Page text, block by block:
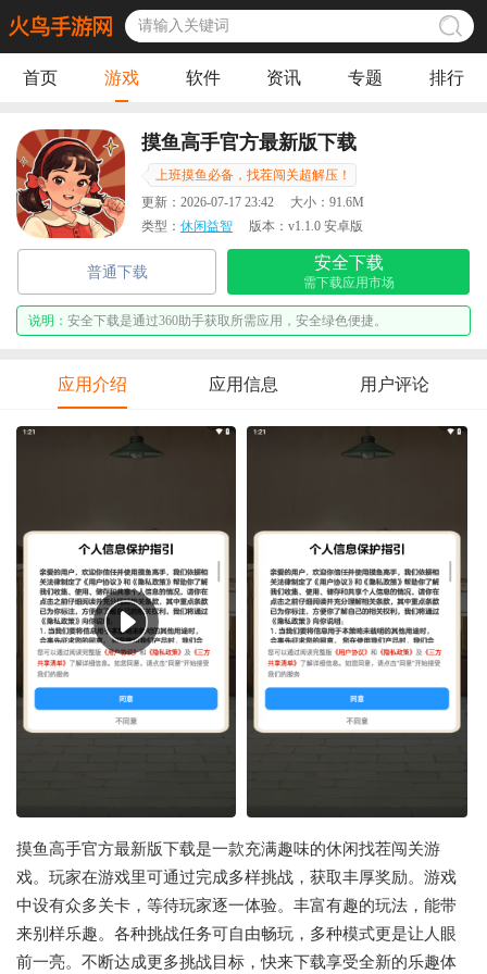
首页 游戏 软件 资讯 专题 排行
摸鱼高手官方最新版下载
上班摸鱼必备，找茬闯关超解压！
更新： 2026-07-17 23:42 大小： 91.6M
类型： 休闲益智 版本： v1.1.0 安卓版
普通下载
安全下载
需下载应用市场
说明： 安全下载是通过360助手获取所需应用，安全绿色便捷。
应用介绍 应用信息 用户评论
摸鱼高手官方最新版下载是一款充满趣味的休闲找茬闯关游
戏。玩家在游戏里可通过完成多样挑战，获取丰厚奖励。游戏
中设有众多关卡，等待玩家逐一体验。丰富有趣的玩法，能带
来别样乐趣。各种挑战任务可自由畅玩，多种模式更是让人眼
前一亮。不断达成更多挑战目标，快来下载享受全新的乐趣体